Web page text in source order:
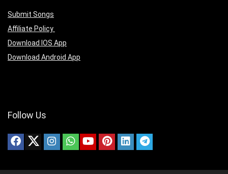
Submit Songs
Affiliate Policy
Download IOS App
Download Android App
Follow Us